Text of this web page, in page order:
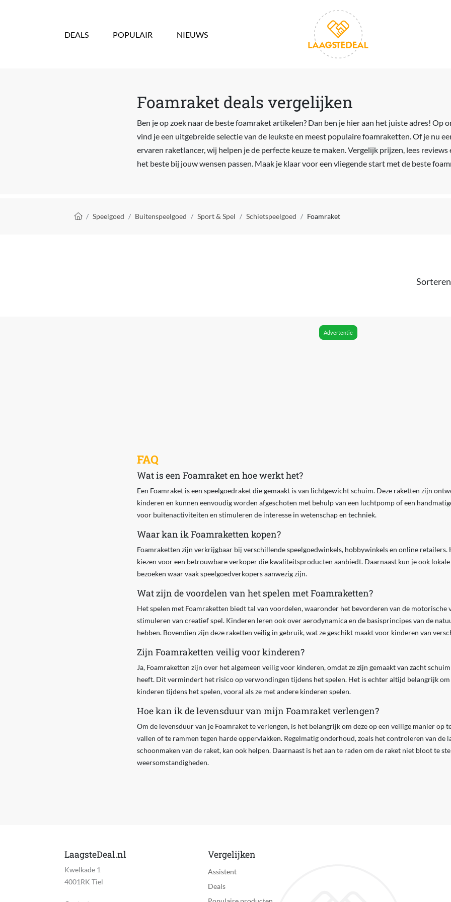
DEALS POPULAIR NIEUWS
Foamraket deals vergelijken
Ben je op zoek naar de beste foamraket artikelen? Dan ben je hier aan het juiste adres! Op
vind je een uitgebreide selectie van de leukste en meest populaire foamraketten. Of je nu
ervaren raketlancer, wij helpen je de perfecte keuze te maken. Vergelijk prijzen, lees
het beste bij jouw wensen passen. Maak je klaar voor een vliegende start met de beste
Kruimelpad
Speelgoed Buitenspeelgoed Sport & Spel Schietspeelgoed Foamraket
Advertentie
FAQ
Wat is een Foamraket en hoe werkt het?
Een Foamraket is een speelgoedraket die gemaakt is van lichtgewicht schuim. Deze raketten zijn
kinderen en kunnen eenvoudig worden afgeschoten met behulp van een luchtpomp of een
voor buitenactiviteiten en stimuleren de interesse in wetenschap en techniek.
Waar kan ik Foamraketten kopen?
Foamraketten zijn verkrijgbaar bij verschillende speelgoedwinkels, hobbywinkels en online retailers.
kiezen voor een betrouwbare verkoper die kwaliteitsproducten aanbiedt. Daarnaast kun je ook
bezoeken waar vaak speelgoedverkopers aanwezig zijn.
Wat zijn de voordelen van het spelen met Foamraketten?
Het spelen met Foamraketten biedt tal van voordelen, waaronder het bevorderen van de motorische
stimuleren van creatief spel. Kinderen leren ook over aerodynamica en de basisprincipes van de
hebben. Bovendien zijn deze raketten veilig in gebruik, wat ze geschikt maakt voor kinderen van
Zijn Foamraketten veilig voor kinderen?
Ja, Foamraketten zijn over het algemeen veilig voor kinderen, omdat ze zijn gemaakt van zacht
heeft. Dit vermindert het risico op verwondingen tijdens het spelen. Het is echter altijd belangrijk
kinderen tijdens het spelen, vooral als ze met andere kinderen spelen.
Hoe kan ik de levensduur van mijn Foamraket verlengen?
Om de levensduur van je Foamraket te verlengen, is het belangrijk om deze op een veilige manier op
vallen of te rammen tegen harde oppervlakken. Regelmatig onderhoud, zoals het controleren van de
schoonmaken van de raket, kan ook helpen. Daarnaast is het aan te raden om de raket niet bloot te
weersomstandigheden.
LaagsteDeal.nl
Kwelkade 1
4001RK Tiel
Vergelijken
Assistent
Deals